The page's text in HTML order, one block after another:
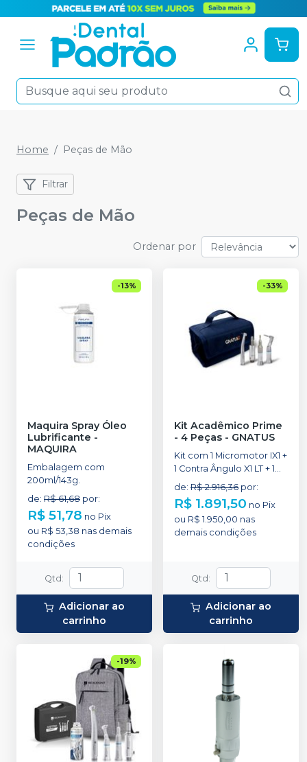
Home Peças de Mão
Filtrar
Peças de Mão
Ordenar por
-13%
Maquira Spray Óleo
Lubrificante -
MAQUIRA
Embalagem com
200ml/143g.
de: R$ 61,68 por:
R$ 51,78 no Pix
ou R$ 53,38 nas demais
condições
Qtd :
Adicionar ao
carrinho
-33%
Kit Acadêmico Prime
- 4 Peças - GNATUS
Kit com 1 Micromotor IX1 +
1 Contra Ângulo X1 LT + 1
Peça Reta RX1 + 1 Alta
Rotação AX1 NT Push
Botton (PB) + 1
Nécessaire e 1
Lubrificante.
de: R$ 2.916,36 por:
R$ 1.891,50 no Pix
ou R$ 1.950,00 nas
demais condições
Qtd :
Adicionar ao
carrinho
-19%